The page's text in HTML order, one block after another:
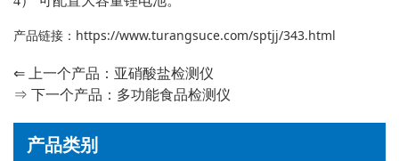
产品类别
产品链接： https://www.turangsuce.com/sptjj/343.html
⇐ 上一个产品： 亚硝酸盐检测仪
⇒ 下一个产品： 多功能食品检测仪